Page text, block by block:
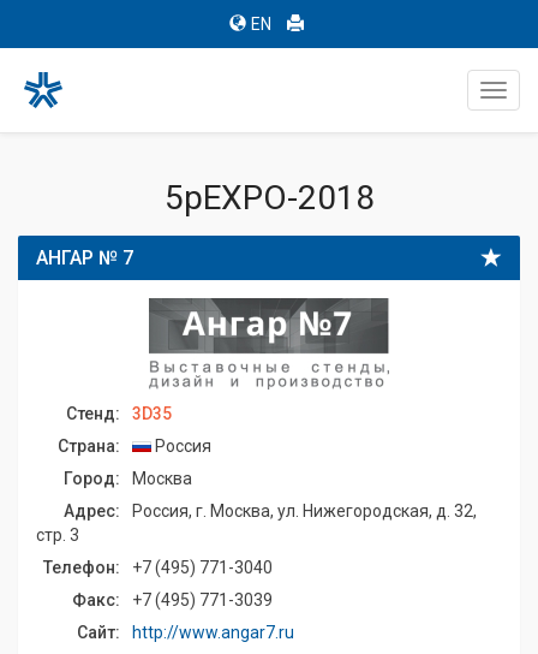
EN
5pEXPO-2018
АНГАР № 7
Стенд:
3D35
Страна:
Россия
Город:
Москва
Адрес:
Россия, г. Москва, ул. Нижегородская, д. 32,
стр. 3
Телефон:
+7 (495) 771-3040
Факс:
+7 (495) 771-3039
Сайт:
http://www.angar7.ru